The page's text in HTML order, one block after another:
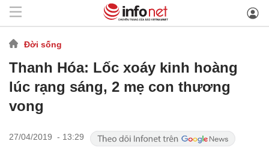
Đời sống
Thanh Hóa: Lốc xoáy kinh hoàng
lúc rạng sáng, 2 mẹ con thương
vong
27/04/2019 - 13:29